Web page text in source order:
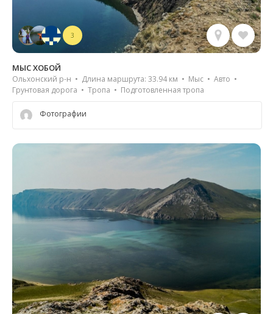
3
МЫС ХОБОЙ
Ольхонский р-н • Длина маршрута: 33.94 км • Мыс • Авто •
Грунтовая дорога • Тропа • Подготовленная тропа
Фотографии